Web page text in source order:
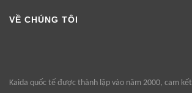
VỀ CHÚNG TÔI
Kaida quốc tế được thành lập vào năm 2000, cam